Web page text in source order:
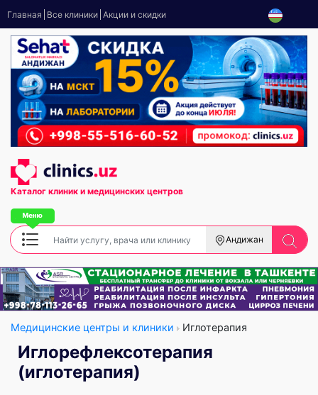
Главная Все клиники Акции и скидки
Каталог клиник и медицинских центров
Андижан
Медицинские центры и клиники Иглотерапия
Иглорефлексотерапия
(иглотерапия)